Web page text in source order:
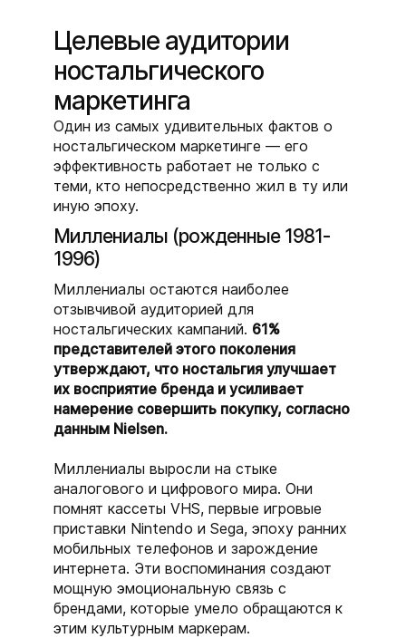
Целевые аудитории
ностальгического
маркетинга
Один из самых удивительных фактов о
ностальгическом маркетинге — его
эффективность работает не только с
теми, кто непосредственно жил в ту или
иную эпоху.
Миллениалы (рожденные 1981-
1996)
Миллениалы остаются наиболее
отзывчивой аудиторией для
ностальгических кампаний. 61%
представителей этого поколения
утверждают, что ностальгия улучшает
их восприятие бренда и усиливает
намерение совершить покупку, согласно
данным Nielsen.
Миллениалы выросли на стыке
аналогового и цифрового мира. Они
помнят кассеты VHS, первые игровые
приставки Nintendo и Sega, эпоху ранних
мобильных телефонов и зарождение
интернета. Эти воспоминания создают
мощную эмоциональную связь с
брендами, которые умело обращаются к
этим культурным маркерам.